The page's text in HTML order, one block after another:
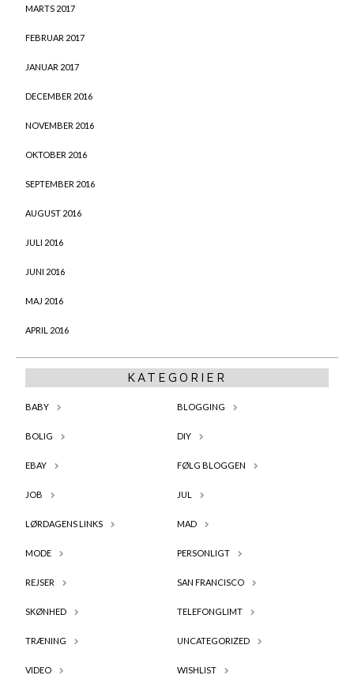
MARTS 2017
FEBRUAR 2017
JANUAR 2017
DECEMBER 2016
NOVEMBER 2016
OKTOBER 2016
SEPTEMBER 2016
AUGUST 2016
JULI 2016
JUNI 2016
MAJ 2016
APRIL 2016
KATEGORIER
BABY BLOGGING
BOLIG DIY
EBAY FØLG BLOGGEN
JOB JUL
LØRDAGENS LINKS MAD
MODE PERSONLIGT
REJSER SAN FRANCISCO
SKØNHED TELEFONGLIMT
TRÆNING UNCATEGORIZED
VIDEO WISHLIST